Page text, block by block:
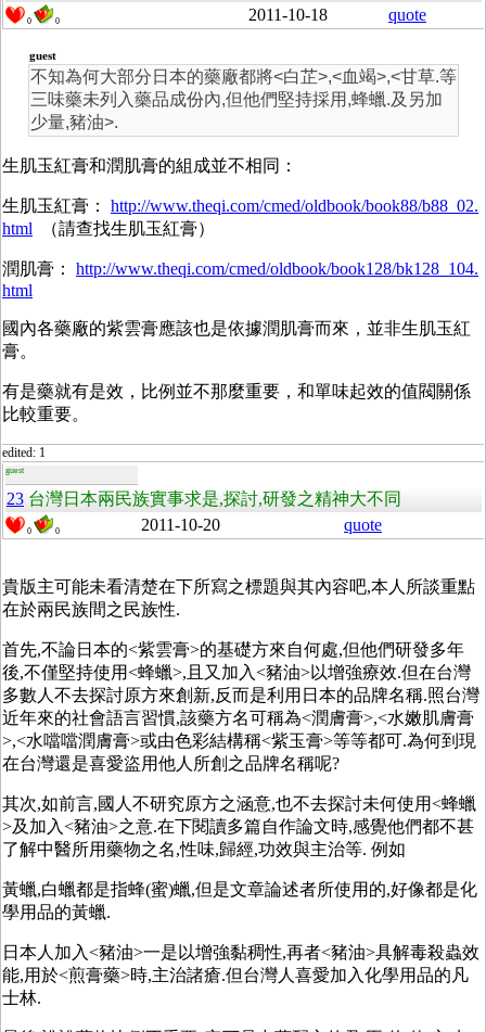
0 0 2011-10-18 quote
guest
不知為何大部分日本的藥廠都將<白芷>,<血竭>,<甘草.等
三味藥未列入藥品成份內,但他們堅持採用,蜂蠟.及另加
少量,豬油>.
生肌玉紅膏和潤肌膏的組成並不相同：
生肌玉紅膏： http://www.theqi.com/cmed/oldbook/book88/b88_02.
html （請查找生肌玉紅膏）
潤肌膏： http://www.theqi.com/cmed/oldbook/book128/bk128_104.
html
國內各藥廠的紫雲膏應該也是依據潤肌膏而來，並非生肌玉紅
膏。
有是藥就有是效，比例並不那麼重要，和單味起效的值閥關係
比較重要。
edited: 1
guest
23 台灣日本兩民族實事求是,探討,研發之精神大不同
0 0 2011-10-20 quote
貴版主可能未看清楚在下所寫之標題與其內容吧,本人所談重點
在於兩民族間之民族性.
首先,不論日本的<紫雲膏>的基礎方來自何處,但他們研發多年
後,不僅堅持使用<蜂蠟>,且又加入<豬油>以增強療效.但在台灣
多數人不去探討原方來創新,反而是利用日本的品牌名稱.照台灣
近年來的社會語言習慣,該藥方名可稱為<潤膚膏>,<水嫩肌膚膏
>,<水噹噹潤膚膏>或由色彩結構稱<紫玉膏>等等都可.為何到現
在台灣還是喜愛盜用他人所創之品牌名稱呢?
其次,如前言,國人不研究原方之涵意,也不去探討未何使用<蜂蠟
>及加入<豬油>之意.在下閱讀多篇自作論文時,感覺他們都不甚
了解中醫所用藥物之名,性味,歸經,功效與主治等. 例如
黃蠟,白蠟都是指蜂(蜜)蠟,但是文章論述者所使用的,好像都是化
學用品的黃蠟.
日本人加入<豬油>一是以增強黏稠性,再者<豬油>具解毒殺蟲效
能,用於<煎膏藥>時,主治諸瘡.但台灣人喜愛加入化學用品的凡
士林.